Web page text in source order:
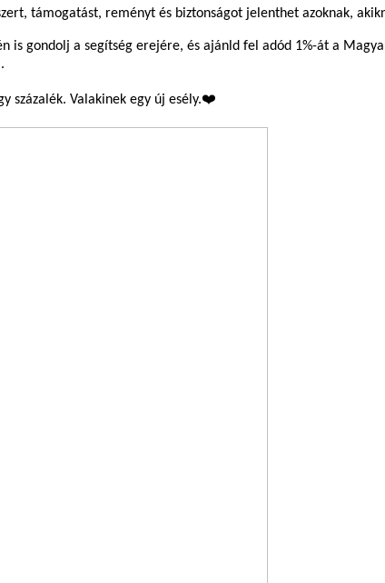
támogatást, reményt és biztonságot jelenthet azoknak,
is gondolj a segítség erejére, és ajánld fel adód 1%-át a
százalék. Valakinek egy új esély.❤️